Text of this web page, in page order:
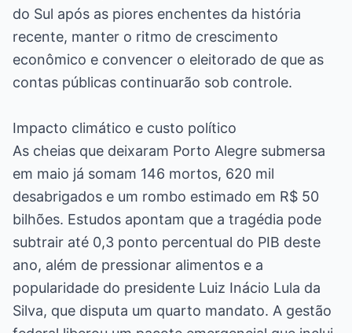
do Sul após as piores enchentes da história
recente, manter o ritmo de crescimento
econômico e convencer o eleitorado de que as
contas públicas continuarão sob controle.
Impacto climático e custo político
As cheias que deixaram Porto Alegre submersa
em maio já somam 146 mortos, 620 mil
desabrigados e um rombo estimado em R$ 50
bilhões. Estudos apontam que a tragédia pode
subtrair até 0,3 ponto percentual do PIB deste
ano, além de pressionar alimentos e a
popularidade do presidente Luiz Inácio Lula da
Silva, que disputa um quarto mandato. A gestão